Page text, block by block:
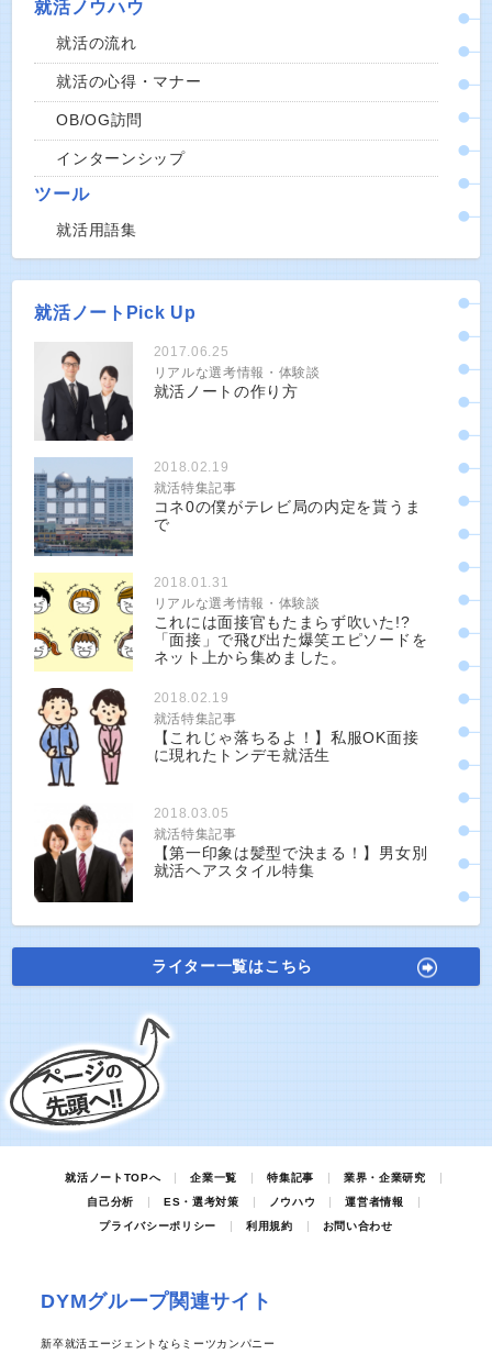
就活ノウハウ
就活の流れ
就活の心得・マナー
OB/OG訪問
インターンシップ
ツール
就活用語集
就活ノートPick Up
2017.06.25
リアルな選考情報・体験談
就活ノートの作り方
2018.02.19
就活特集記事
コネ0の僕がテレビ局の内定を貰うま
で
2018.01.31
リアルな選考情報・体験談
これには面接官もたまらず吹いた!?
「面接」で飛び出た爆笑エピソードを
ネット上から集めました。
2018.02.19
就活特集記事
【これじゃ落ちるよ！】私服OK面接
に現れたトンデモ就活生
2018.03.05
就活特集記事
【第一印象は髪型で決まる！】男女別
就活ヘアスタイル特集
ライター一覧はこちら
就活ノートTOPへ 企業一覧 特集記事
業界・企業研究
自己分析
ES・選考対策 ノウハウ
運営者情報
プライバシーポリシー
利用規約 お問い合わせ
DYMグループ関連サイト
新卒就活エージェントならミーツカンパニー